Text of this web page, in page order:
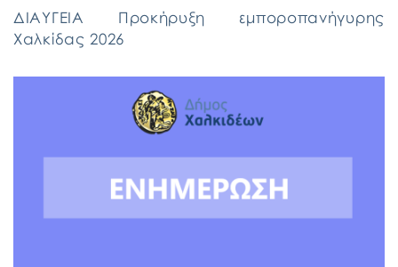
ΔΙΑΥΓΕΙΑ Προκήρυξη εμποροπανήγυρης
Χαλκίδας 2026